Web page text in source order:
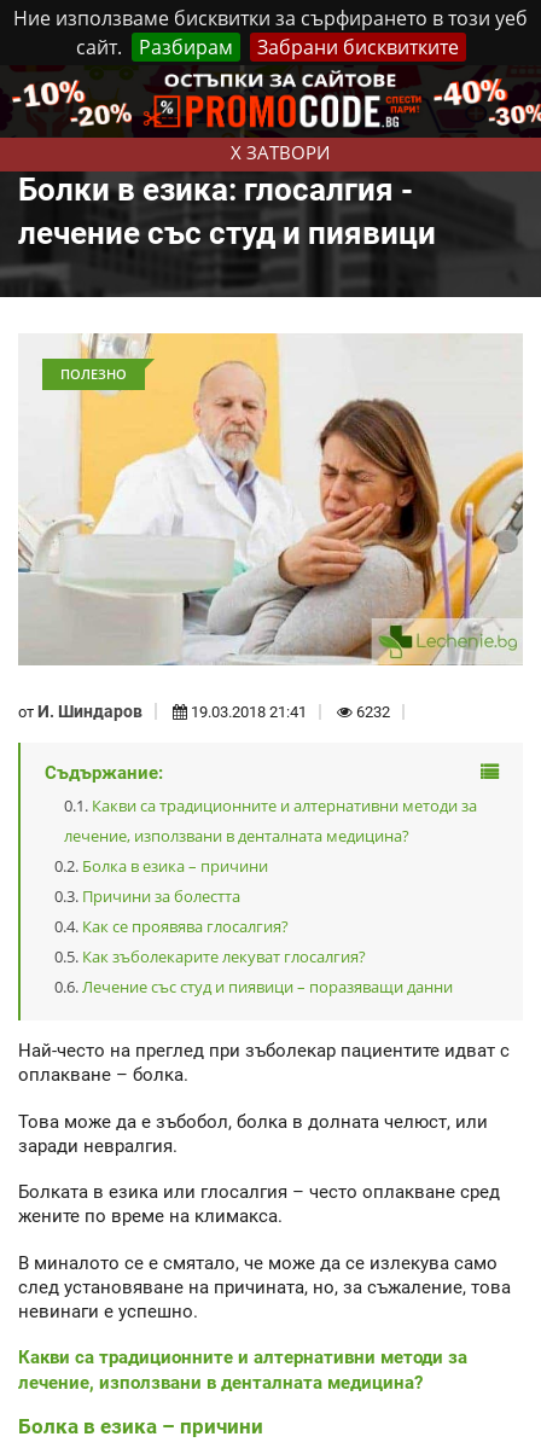
Ние използваме бисквитки за сърфирането в този уеб
сайт.
Разбирам Забрани бисквитките
X ЗАТВОРИ
Събота, 8 Август, 2026 Реклама Контакти
Болки в езика: глосалгия -
лечение със студ и пиявици
ПОЛЕЗНО
от И. Шиндаров 19.03.2018 21:41 6232
Съдържание:
Какви са традиционните и алтернативни методи за
лечение, използвани в денталната медицина?
Болка в езика – причини
Причини за болестта
Как се проявява глосалгия?
Как зъболекарите лекуват глосалгия?
Лечение със студ и пиявици – поразяващи данни
Най-често на преглед при зъболекар пациентите идват с
оплакване – болка.
Това може да е зъбобол, болка в долната челюст, или
заради невралгия.
Болката в езика или глосалгия – често оплакване сред
жените по време на климакса.
В миналото се е смятало, че може да се излекува само
след установяване на причината, но, за съжаление, това
невинаги е успешно.
Какви са традиционните и алтернативни методи за
лечение, използвани в денталната медицина?
Болка в езика – причини